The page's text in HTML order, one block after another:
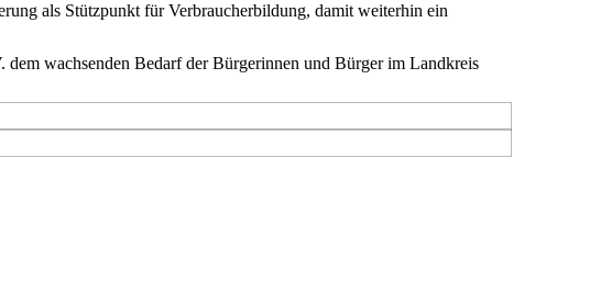
als Stützpunkt für Verbraucherbildung, damit weiterhin ein
wachsenden Bedarf der Bürgerinnen und Bürger im Landkreis